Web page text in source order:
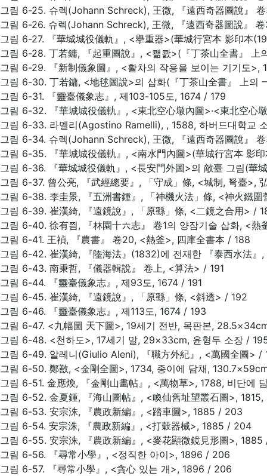
그림 6-25. 슈렉(Johann Schreck), 王微, 『遠西奇器圖說』
그림 6-26. 슈렉(Johann Schreck), 王微, 『遠西奇器圖說』
그림 6-27. 『華城城役儀軌』, <擧重器>(華城行宮本 影印本
그림 6-28. 丁若鏞, 『起重圖說』, <쾖콼>(『丁茶山全書』 上
그림 6-29. 『新制儀象圖』, <활차의 작용을 보이는 기기도>,
그림 6-30. 丁若鏞, <地毬圖說>의 삽화(『丁茶山全書』 上의
그림 6-31. 『靈臺儀象志』, 제103-105도, 1674 / 179
그림 6-32. 『華城城役儀軌』, <東北空心墩內圖>·<東北空心
그림 6-33. 라멜리(Agostino Ramelli), , 1588, 하버드대학교
그림 6-34. 슈렉(Johann Schreck), 王微, 『遠西奇器圖說』
그림 6-35. 『華城城役儀軌』, <南水門內圖>(華城行宮本 影
그림 6-36. 『華城城役儀軌』, <長安門外圖>의 敵臺 그림(華
그림 6-37. 曾公亮, 『武經總要』, 「守成」條, <城制, 弩臺>,
그림 6-38. 李圭景, 『五洲書鍾』, 「神機火法」條, <神火鐵
그림 6-39. 崔漢綺, 『遠鏡說』, 「原繇」條, <二鏡之合用> /
그림 6-40. 徐有찀, 『林園十六志』 卷1의 양잠기술 삽화, <熱
그림 6-41. 王禎, 『農書』 卷20, <熱釜>, 四庫全書本 / 188
그림 6-42. 崔漢綺, 『陸海法』(1832)에 전재한 『泰西水法
그림 6-43. 南秉哲, 『儀器輯說』 卷上, <算法> / 191
그림 6-44. 『靈臺儀象志』, 제93도, 1674 / 191
그림 6-45. 崔漢綺, 『遠鏡說』, 「原繇」條, <斜透> / 192
그림 6-46. 『靈臺儀象志』, 제113도, 1674 / 193
그림 6-47. <九幅圖 天下圖>, 19세기 전반, 목판본,
그림 6-48. <천하도>, 17세기 말, 29×33cm, 윤형두 소장 /
그림 6-49. 알레니(Giulio Aleni), 『職方外紀』, <萬國全圖> /
그림 6-50. 鄭敾, <金剛全圖>, 1734, 종이에 담채,
그림 6-51. 金應煥, 『金剛山畵帖』, <萬物草>, 1788, 비단에
그림 6-52. 金夏鍾, 『海山圖帖』, <喚仙舊址望叢石圖>,
그림 6-53. 安宗洙, 『農政新編』, <踏車圖>, 1885 / 203
그림 6-54. 安宗洙, 『農政新編』, <打穀器械>, 1885 / 204
그림 6-55. 安宗洙, 『農政新編』, <麥花顯微鏡見形圖>,
그림 6-56. 『尋常小學』, <정직한 아이>, 1896 / 206
그림 6-57. 『尋常小學』, <貪心 있는 개>, 1896 / 206